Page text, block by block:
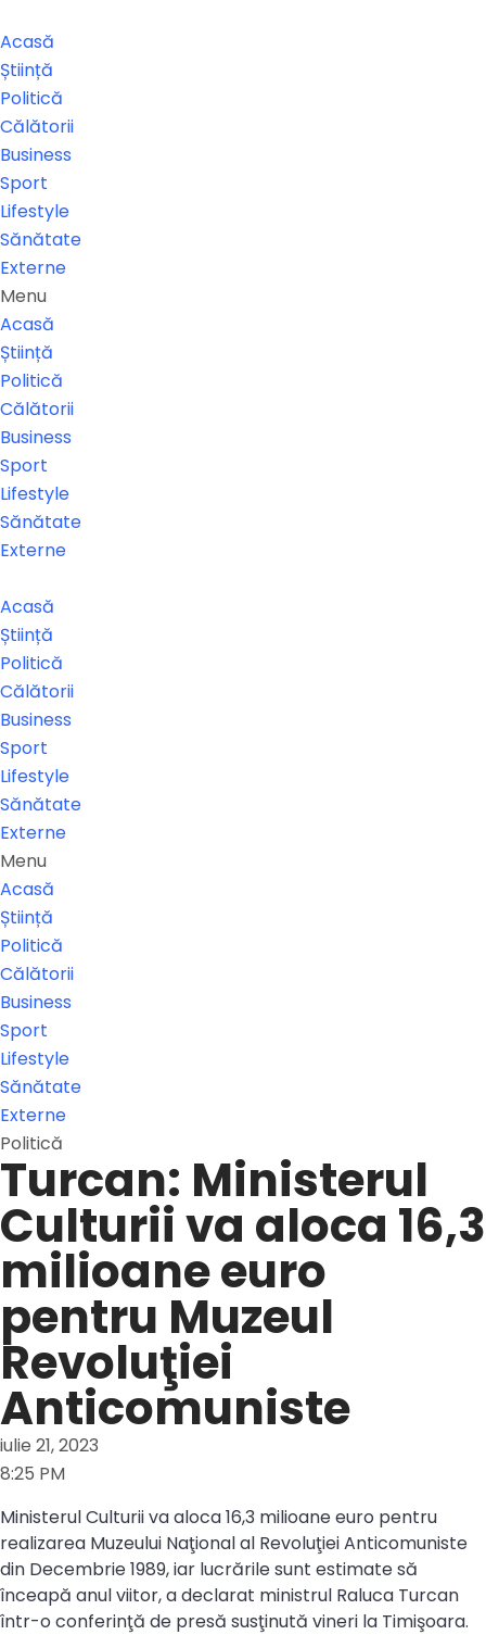
Acasă
Știință
Politică
Călătorii
Business
Sport
Lifestyle
Sănătate
Externe
Menu
Acasă
Știință
Politică
Călătorii
Business
Sport
Lifestyle
Sănătate
Externe
Acasă
Știință
Politică
Călătorii
Business
Sport
Lifestyle
Sănătate
Externe
Menu
Acasă
Știință
Politică
Călătorii
Business
Sport
Lifestyle
Sănătate
Externe
Politică
Turcan: Ministerul
Culturii va aloca 16,3
milioane euro
pentru Muzeul
Revoluţiei
Anticomuniste
iulie 21, 2023
8:25 PM
Ministerul Culturii va aloca 16,3 milioane euro pentru
realizarea Muzeului Naţional al Revoluţiei Anticomuniste
din Decembrie 1989, iar lucrările sunt estimate să
înceapă anul viitor, a declarat ministrul Raluca Turcan
într-o conferinţă de presă susţinută vineri la Timişoara.